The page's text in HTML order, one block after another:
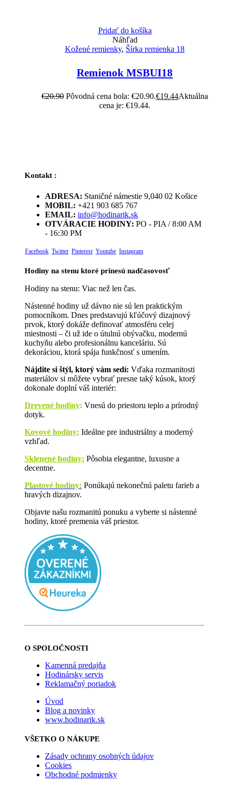
Pridať do košíka
Náhľad
Kožené remienky, Šírka remienka 18
Remienok MSBUI18
€20.90 Pôvodná cena bola: €20.90.€19.44Aktuálna
cena je: €19.44.
Kontakt :
ADRESA: Staničné námestie 9,040 02 Košice
MOBIL: +421 903 685 767
EMAIL: info@hodinarik.sk
OTVÁRACIE HODINY: PO - PIA / 8:00 AM
- 16:30 PM
Facebook Twitter Pinterest Youtube Instagram
Hodiny na stenu ktoré prinesú nadčasovosť
Hodiny na stenu: Viac než len čas.
Nástenné hodiny už dávno nie sú len praktickým
pomocníkom. Dnes predstavujú kľúčový dizajnový
prvok, ktorý dokáže definovať atmosféru celej
miestnosti – či už ide o útulnú obývačku, modernú
kuchyňu alebo profesionálnu kanceláriu. Sú
dekoráciou, ktorá spája funkčnosť s umením.
Nájdite si štýl, ktorý vám sedí: Vďaka rozmanitosti
materiálov si môžete vybrať presne taký kúsok, ktorý
dokonale doplní váš interiér:
Drevené hodiny: Vnesú do priestoru teplo a prírodný
dotyk.
Kovové hodiny: Ideálne pre industriálny a moderný
vzhľad.
Sklenené hodiny: Pôsobia elegantne, luxusne a
decentne.
Plastové hodiny: Ponúkajú nekonečnú paletu farieb a
hravých dizajnov.
Objavte našu rozmanitú ponuku a vyberte si nástenné
hodiny, ktoré premenia váš priestor.
O SPOLOČNOSTI
Kamenná predajňa
Hodinársky servis
Reklamačný poriadok
Úvod
Blog a novinky
www.hodinarik.sk
VŠETKO O NÁKUPE
Zásady ochrany osobných údajov
Cookies
Obchodné podmienky